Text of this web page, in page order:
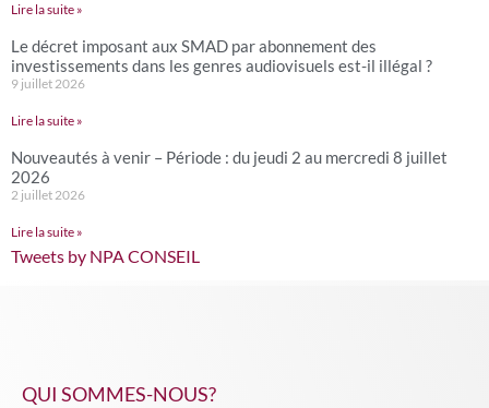
Lire la suite »
Le décret imposant aux SMAD par abonnement des
investissements dans les genres audiovisuels est-il illégal ?
9 juillet 2026
Lire la suite »
Nouveautés à venir – Période : du jeudi 2 au mercredi 8 juillet
2026
2 juillet 2026
Lire la suite »
Tweets by NPA CONSEIL
QUI SOMMES-NOUS?